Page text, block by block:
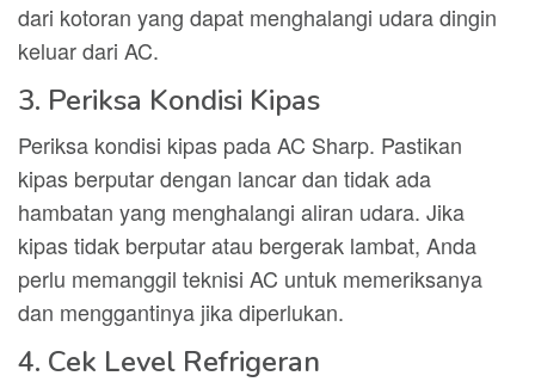
dari kotoran yang dapat menghalangi udara dingin
keluar dari AC.
3. Periksa Kondisi Kipas
Periksa kondisi kipas pada AC Sharp. Pastikan
kipas berputar dengan lancar dan tidak ada
hambatan yang menghalangi aliran udara. Jika
kipas tidak berputar atau bergerak lambat, Anda
perlu memanggil teknisi AC untuk memeriksanya
dan menggantinya jika diperlukan.
4. Cek Level Refrigeran